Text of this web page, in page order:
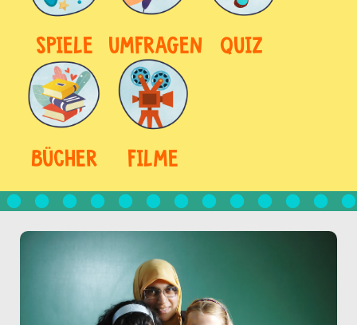
SPIELE UMFRAGEN QUIZ
BÜCHER FILME